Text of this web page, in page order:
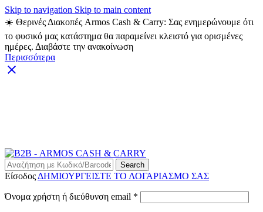
Skip to navigation Skip to main content
☀️ Θερινές Διακοπές Armos Cash & Carry: Σας ενημερώνουμε ότι
το φυσικό μας κατάστημα θα παραμείνει κλειστό για ορισμένες
ημέρες. Διαβάστε την ανακοίνωση
Περισσότερα
Search
Είσοδος ΔΗΜΙΟΥΡΓΕΙΣΤΕ ΤΟ ΛΟΓΑΡΙΑΣΜΟ ΣΑΣ
Όνομα χρήστη ή διεύθυνση email *